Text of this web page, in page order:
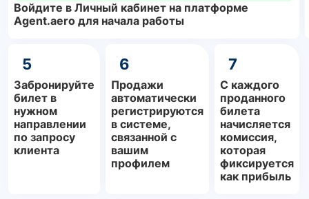
Войдите в Личный кабинет на платформе
Agent.aero для начала работы
5
Забронируйте
билет в
нужном
направлении
по запросу
клиента
6
Продажи
автоматически
регистрируются
в системе,
связанной с
вашим
профилем
7
С каждого
проданного
билета
начисляется
комиссия,
которая
фиксируется
как прибыль